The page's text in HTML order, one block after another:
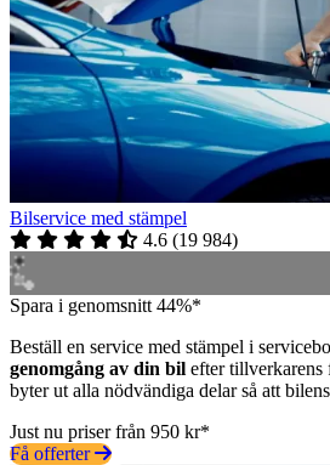
Bilservice med stämpel
4.6 (19 984)
Spara i genomsnitt 44%*
Beställ en service med stämpel i
genomgång av din bil efter tillverkarens
byter ut alla nödvändiga delar så att
Just nu priser från 950 kr*
Få offerter